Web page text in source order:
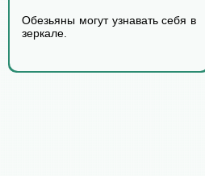
Обезьяны могут узнавать себя в
зеркале.